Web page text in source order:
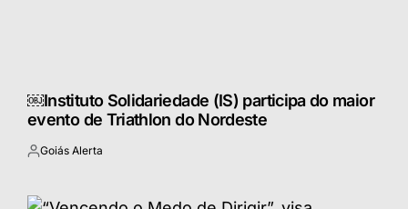
￼Instituto Solidariedade (IS) participa do maior
evento de Triathlon do Nordeste
Postado
Goiás Alerta